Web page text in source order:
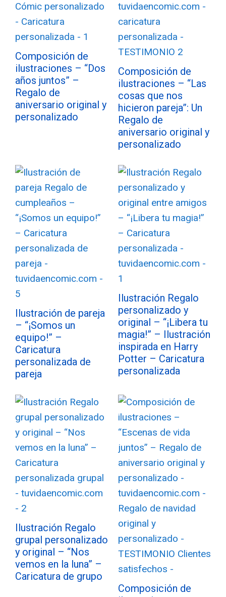
Composición de
ilustraciones – “Dos
años juntos” –
Regalo de
aniversario original y
personalizado
Composición de
ilustraciones – “Las
cosas que nos
hicieron pareja”: Un
Regalo de
aniversario original y
personalizado
Ilustración de pareja
– “¡Somos un
equipo!” –
Caricatura
personalizada de
pareja
Ilustración Regalo
personalizado y
original – “¡Libera tu
magia!” – Ilustración
inspirada en Harry
Potter – Caricatura
personalizada
Ilustración Regalo
grupal personalizado
y original – “Nos
vemos en la luna” –
Caricatura de grupo
Composición de